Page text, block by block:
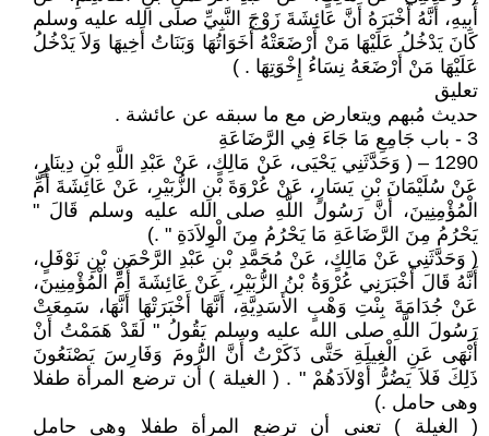
أَبِيهِ، أَنَّهُ أَخْبَرَهُ أَنَّ عَائِشَةَ زَوْجَ النَّبِيِّ صلى الله عليه وسلم
كَانَ يَدْخُلُ عَلَيْهَا مَنْ أَرْضَعَتْهُ أَخَوَاتُهَا وَبَنَاتُ أَخِيهَا وَلاَ يَدْخُلُ
عَلَيْهَا مَنْ أَرْضَعَهُ نِسَاءُ إِخْوَتِهَا ‏. )
تعليق
حديث مُبهم ويتعارض مع ما سبقه عن عائشة .
3 - باب جَامِعِ مَا جَاءَ فِي الرَّضَاعَةِ
1290 – ( وَحَدَّثَنِي يَحْيَى، عَنْ مَالِكٍ، عَنْ عَبْدِ اللَّهِ بْنِ دِينَارٍ،
عَنْ سُلَيْمَانَ بْنِ يَسَارٍ، عَنْ عُرْوَةَ بْنِ الزُّبَيْرِ، عَنْ عَائِشَةَ أُمِّ
الْمُؤْمِنِينَ، أَنَّ رَسُولَ اللَّهِ صلى الله عليه وسلم قَالَ ‏"‏
يَحْرُمُ مِنَ الرَّضَاعَةِ مَا يَحْرُمُ مِنَ الْوِلاَدَةِ ‏"‏ ‏.)
( وَحَدَّثَنِي عَنْ مَالِكٍ، عَنْ مُحَمَّدِ بْنِ عَبْدِ الرَّحْمَنِ بْنِ نَوْفَلٍ،
أَنَّهُ قَالَ أَخْبَرَنِي عُرْوَةُ بْنُ الزُّبَيْرِ، عَنْ عَائِشَةَ أُمِّ الْمُؤْمِنِينَ،
عَنْ جُدَامَةَ بِنْتِ وَهْبٍ الأَسَدِيَّةِ، أَنَّهَا أَخْبَرَتْهَا أَنَّهَا، سَمِعَتْ
رَسُولَ اللَّهِ صلى الله عليه وسلم يَقُولُ ‏"‏ لَقَدْ هَمَمْتُ أَنْ
أَنْهَى عَنِ الْغِيلَةِ حَتَّى ذَكَرْتُ أَنَّ الرُّومَ وَفَارِسَ يَصْنَعُونَ
ذَلِكَ فَلاَ يَضُرُّ أَوْلاَدَهُمْ ‏"‏ ‏. ( الغيلة ) أن ترضع المرأة طفلا
وهى حامل .)
( الغيلة ) تعنى أن ترضع المرأة طفلا وهى حامل